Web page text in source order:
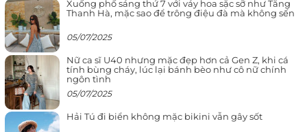
Xuống phố sáng thứ 7 với váy hoa sặc sỡ như Tăng
Thanh Hà, mặc sao để trông điệu đà mà không sến
05/07/2025
Nữ ca sĩ U40 nhưng mặc đẹp hơn cả Gen Z, khi cá
tính bùng cháy, lúc lại bánh bèo như cô nữ chính
ngôn tình
05/07/2025
Hải Tú đi biển không mặc bikini vẫn gây sốt